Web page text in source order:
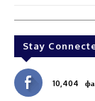
Stay
10,404